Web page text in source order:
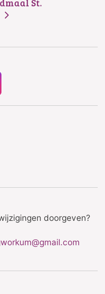
doorgeven?